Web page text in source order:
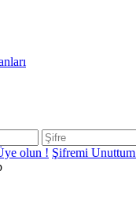
olun ! Şifremi